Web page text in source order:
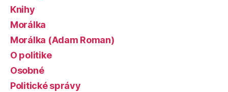
Knihy
Morálka
Morálka (Adam Roman)
O politike
Osobné
Politické správy